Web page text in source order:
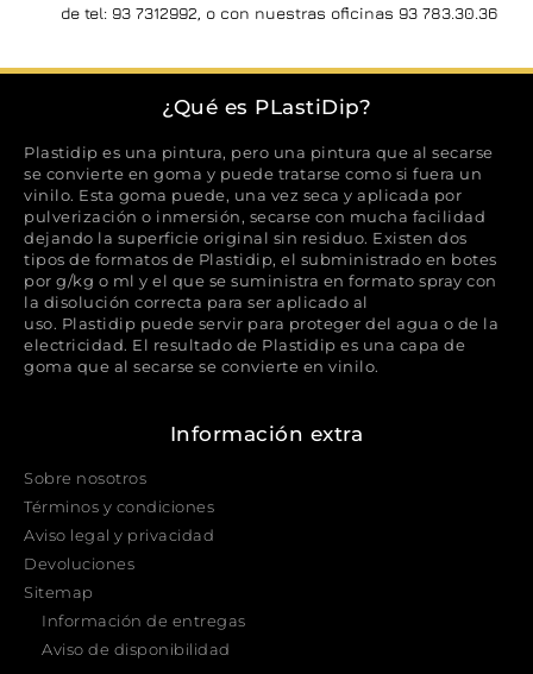
de tel: 93 7312992, o con nuestras oficinas 93 783.30.36
¿Qué es PLastiDip?
Plastidip es una pintura, pero una pintura que al secarse
se convierte en goma y puede tratarse como si fuera un
vinilo. Esta goma puede, una vez seca y aplicada por
pulverización o inmersión, secarse con mucha facilidad
dejando la superficie original sin residuo. Existen dos
tipos de formatos de Plastidip, el subministrado en botes
por g/kg o ml y el que se suministra en formato spray con
la disolución correcta para ser aplicado al
uso. Plastidip puede servir para proteger del agua o de la
electricidad. El resultado de Plastidip es una capa de
goma que al secarse se convierte en vinilo.
Información extra
Sobre nosotros
Términos y condiciones
Aviso legal y privacidad
Devoluciones
Sitemap
Información de entregas
Aviso de disponibilidad